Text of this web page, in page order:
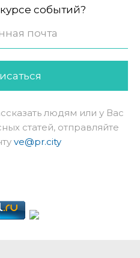
событий?
людям или у Вас
статей, отправляйте
ve@pr.city